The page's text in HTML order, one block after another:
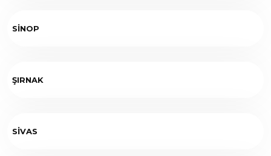
SİNOP
ŞIRNAK
SİVAS